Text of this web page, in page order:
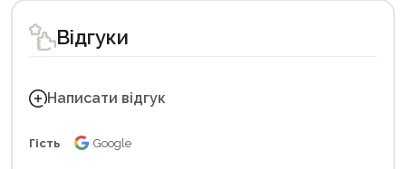
Відгуки
Написати відгук
Гість Google